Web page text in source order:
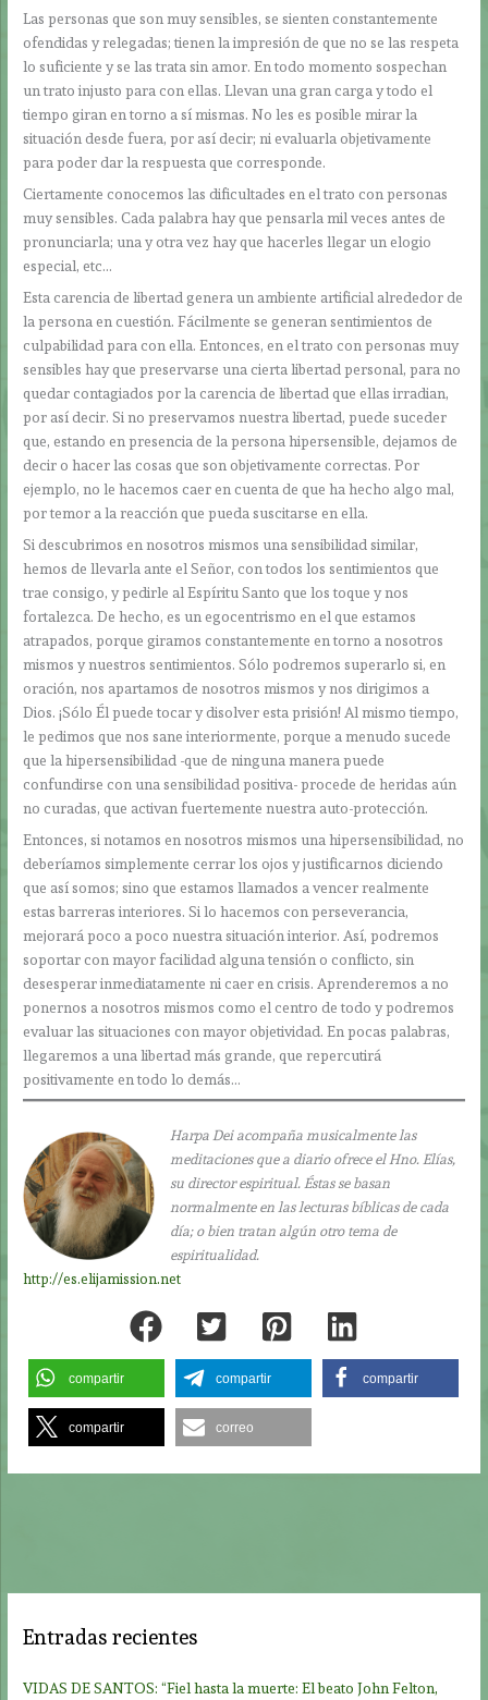
Las personas que son muy sensibles, se sienten constantemente
ofendidas y relegadas; tienen la impresión de que no se las respeta
lo suficiente y se las trata sin amor. En todo momento sospechan
un trato injusto para con ellas. Llevan una gran carga y todo el
tiempo giran en torno a sí mismas. No les es posible mirar la
situación desde fuera, por así decir; ni evaluarla objetivamente
para poder dar la respuesta que corresponde.
Ciertamente conocemos las dificultades en el trato con personas
muy sensibles. Cada palabra hay que pensarla mil veces antes de
pronunciarla; una y otra vez hay que hacerles llegar un elogio
especial, etc…
Esta carencia de libertad genera un ambiente artificial alrededor de
la persona en cuestión. Fácilmente se generan sentimientos de
culpabilidad para con ella. Entonces, en el trato con personas muy
sensibles hay que preservarse una cierta libertad personal, para no
quedar contagiados por la carencia de libertad que ellas irradian,
por así decir. Si no preservamos nuestra libertad, puede suceder
que, estando en presencia de la persona hipersensible, dejamos de
decir o hacer las cosas que son objetivamente correctas. Por
ejemplo, no le hacemos caer en cuenta de que ha hecho algo mal,
por temor a la reacción que pueda suscitarse en ella.
Si descubrimos en nosotros mismos una sensibilidad similar,
hemos de llevarla ante el Señor, con todos los sentimientos que
trae consigo, y pedirle al Espíritu Santo que los toque y nos
fortalezca. De hecho, es un egocentrismo en el que estamos
atrapados, porque giramos constantemente en torno a nosotros
mismos y nuestros sentimientos. Sólo podremos superarlo si, en
oración, nos apartamos de nosotros mismos y nos dirigimos a
Dios. ¡Sólo Él puede tocar y disolver esta prisión! Al mismo tiempo,
le pedimos que nos sane interiormente, porque a menudo sucede
que la hipersensibilidad -que de ninguna manera puede
confundirse con una sensibilidad positiva- procede de heridas aún
no curadas, que activan fuertemente nuestra auto-protección.
Entonces, si notamos en nosotros mismos una hipersensibilidad, no
deberíamos simplemente cerrar los ojos y justificarnos diciendo
que así somos; sino que estamos llamados a vencer realmente
estas barreras interiores. Si lo hacemos con perseverancia,
mejorará poco a poco nuestra situación interior. Así, podremos
soportar con mayor facilidad alguna tensión o conflicto, sin
desesperar inmediatamente ni caer en crisis. Aprenderemos a no
ponernos a nosotros mismos como el centro de todo y podremos
evaluar las situaciones con mayor objetividad. En pocas palabras,
llegaremos a una libertad más grande, que repercutirá
positivamente en todo lo demás…
Harpa Dei acompaña musicalmente las
meditaciones que a diario ofrece el Hno. Elías,
su director espiritual. Éstas se basan
normalmente en las lecturas bíblicas de cada
día; o bien tratan algún otro tema de
espiritualidad.
http://es.elijamission.net
compartir compartir compartir
compartir correo
Entradas recientes
VIDAS DE SANTOS: “Fiel hasta la muerte: El beato John Felton,